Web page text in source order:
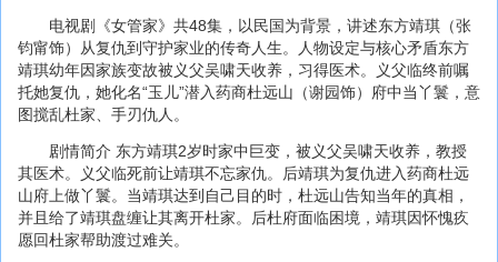
电视剧《女管家》共48集，以民国为背景，讲述东方靖琪（张
钧甯饰）从复仇到守护家业的传奇人生。人物设定与核心矛盾东方
靖琪幼年因家族变故被义父吴啸天收养，习得医术。义父临终前嘱
托她复仇，她化名“玉儿”潜入药商杜远山（谢园饰）府中当丫鬟，意
图搅乱杜家、手刃仇人。
剧情简介 东方靖琪2岁时家中巨变，被义父吴啸天收养，教授
其医术。义父临死前让靖琪不忘家仇。后靖琪为复仇进入药商杜远
山府上做丫鬟。当靖琪达到自己目的时，杜远山告知当年的真相，
并且给了靖琪盘缠让其离开杜家。后杜府面临困境，靖琪因怀愧疚
愿回杜家帮助渡过难关。